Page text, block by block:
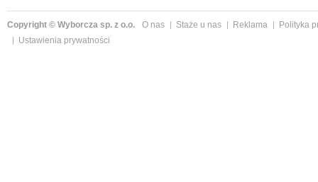
Copyright © Wyborcza sp. z o.o. O nas Staże u nas Reklama
Polityka
Ustawienia prywatności